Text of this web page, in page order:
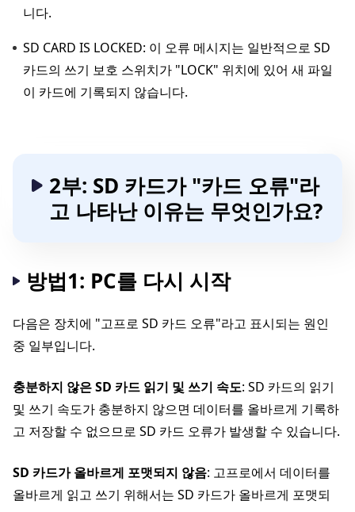
니다.
SD CARD IS LOCKED: 이 오류 메시지는 일반적으로 SD
카드의 쓰기 보호 스위치가 "LOCK" 위치에 있어 새 파일
이 카드에 기록되지 않습니다.
2부: SD 카드가 "카드 오류"라
고 나타난 이유는 무엇인가요?
방법1: PC를 다시 시작
다음은 장치에 "고프로 SD 카드 오류"라고 표시되는 원인
중 일부입니다.
충분하지 않은 SD 카드 읽기 및 쓰기 속도: SD 카드의 읽기
및 쓰기 속도가 충분하지 않으면 데이터를 올바르게 기록하
고 저장할 수 없으므로 SD 카드 오류가 발생할 수 있습니다.
SD 카드가 올바르게 포맷되지 않음: 고프로에서 데이터를
올바르게 읽고 쓰기 위해서는 SD 카드가 올바르게 포맷되